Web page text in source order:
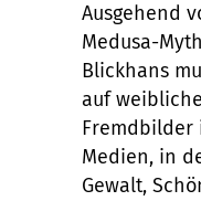
Ausgehend
Medusa-
Blickhans
auf
Fremdbilder
Medien, in
Gewalt,